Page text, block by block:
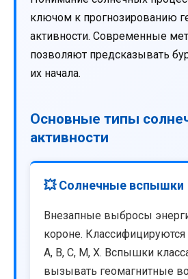
ключом к прогнозированию
активности. Современные
позволяют предсказывать
их начала.
Основные типы
активности
💥 Солнечные вспышки
Внезапные выбросы
короне.
A, B, C, M, X. Вспышки
вызывать геомагнитные